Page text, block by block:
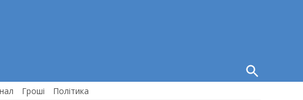
Open
Search
Гроші Політика